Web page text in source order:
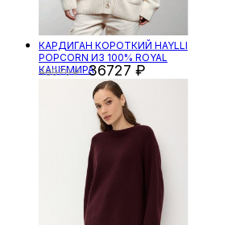
КАРДИГАН КОРОТКИЙ HAYLLI
POPCORN ИЗ 100% ROYAL
КАШЕМИРА
48970 36727